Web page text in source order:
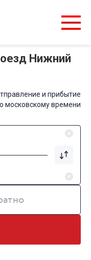
Нижний
и прибытие
московскому времени